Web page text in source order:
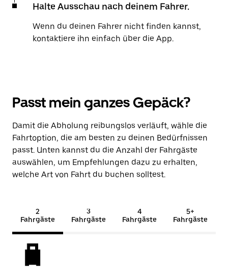
Halte Ausschau nach deinem Fahrer.
Wenn du deinen Fahrer nicht finden kannst,
kontaktiere ihn einfach über die App.
Passt mein ganzes Gepäck?
Damit die Abholung reibungslos verläuft, wähle die
Fahrtoption, die am besten zu deinen Bedürfnissen
passt. Unten kannst du die Anzahl der Fahrgäste
auswählen, um Empfehlungen dazu zu erhalten,
welche Art von Fahrt du buchen solltest.
2
Fahrgäste
3
Fahrgäste
4
Fahrgäste
5+
Fahrgäste